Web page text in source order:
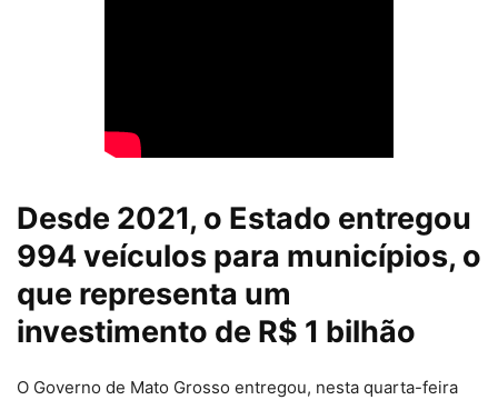
Desde 2021, o Estado entregou
994 veículos para municípios, o
que representa um
investimento de R$ 1 bilhão
O Governo de Mato Grosso entregou, nesta quarta-feira